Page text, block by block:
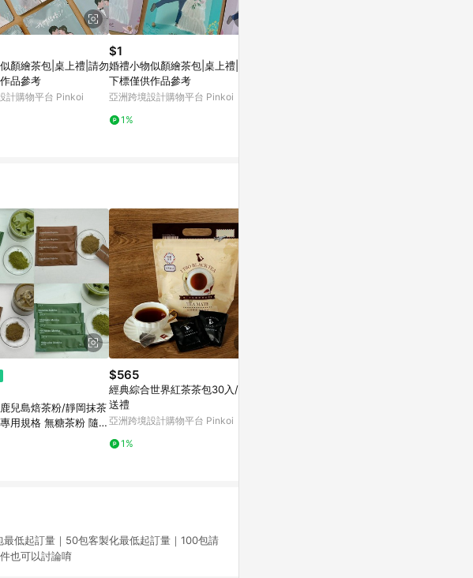
顏繪茶包|桌上禮|請勿
品參考
計購物平台 Pinkoi
$1
婚禮小物似顏繪茶包|桌上禮|請勿
下標僅供作品參考
亞洲跨境設計購物平台 Pinkoi
1%
兒島焙茶粉/靜岡抹茶
用規格 無糖茶粉 隨手
｜抹茶 焙茶 即沖粉
$565
經典綜合世界紅茶茶包30入/袋
送禮
亞洲跨境設計購物平台 Pinkoi
1%
低起訂量｜50包客製化最低起訂量｜100包請
也可以討論唷